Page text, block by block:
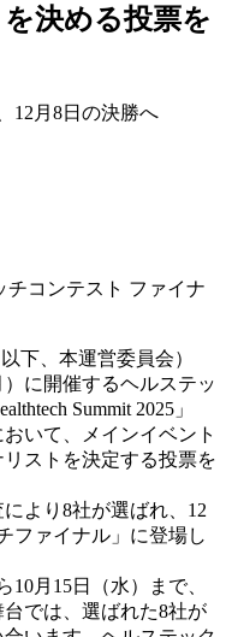
決める投票を
12月8日の決勝へ
チコンテスト ファイナ
下、本運営委員会）
に開催するヘルステッ
Summit 2025」
いて、メインイベント
ストを決定する投票を
より8社が選ばれ、12
ファイナル」に登場し
10月15日（水）まで、
では、選ばれた8社が